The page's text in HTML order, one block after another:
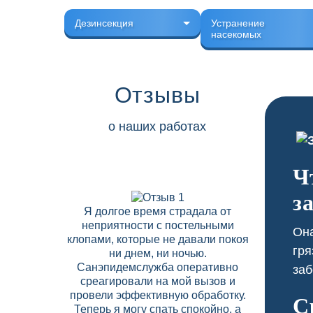
Дезинсекция
Устранение
насекомых
Отзывы
о наших работах
Я долгое время страдала от
неприятности с постельными
клопами, которые не давали покоя
ни днем, ни ночью.
Санэпидемслужба оперативно
среагировали на мой вызов и
провели эффективную обработку.
Теперь я могу спать спокойно, а
В